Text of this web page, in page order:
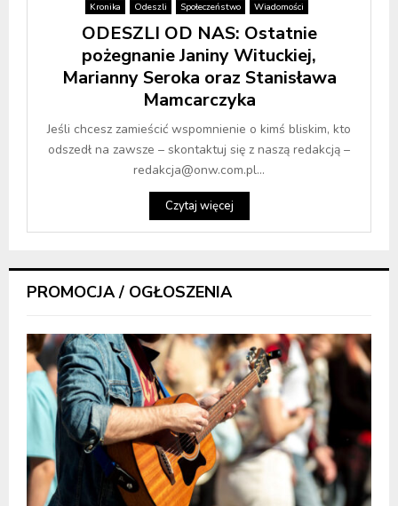
Kronika Odeszli Społeczeństwo Wiadomości
ODESZLI OD NAS: Ostatnie
pożegnanie Janiny Wituckiej,
Marianny Seroka oraz Stanisława
Mamcarczyka
Jeśli chcesz zamieścić wspomnienie o kimś bliskim, kto
odszedł na zawsze – skontaktuj się z naszą redakcją –
redakcja@onw.com.pl...
Czytaj więcej
PROMOCJA / OGŁOSZENIA